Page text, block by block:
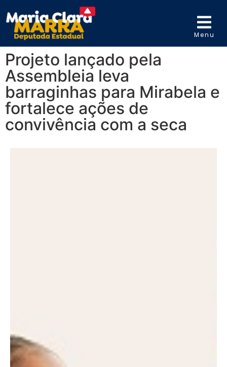
Menu
Projeto lançado pela
Assembleia leva
barraginhas para Mirabela e
fortalece ações de
convivência com a seca